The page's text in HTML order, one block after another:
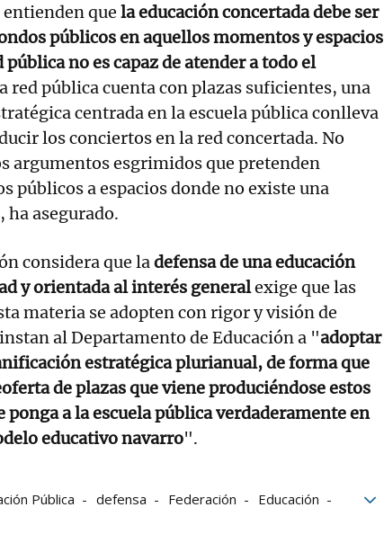
que la educación concertada debe ser
públicos en aquellos momentos y espacios
pública no es capaz de atender a todo el
red pública cuenta con plazas suficientes, una
centrada en la escuela pública conlleva
los conciertos en la red concertada. No
argumentos esgrimidos que pretenden
públicos a espacios donde no existe una
ha asegurado.
considera que ladefensa de una educación
y orientada al interés generalexige que las
materia se adopten con rigor y visión de
al Departamento de Educación a "adoptar
estratégica plurianual, de forma que
de plazas que viene produciéndose estos
ponga a la escuela pública verdaderamente en
educativo navarro".
Pública defensa Federación
Educación